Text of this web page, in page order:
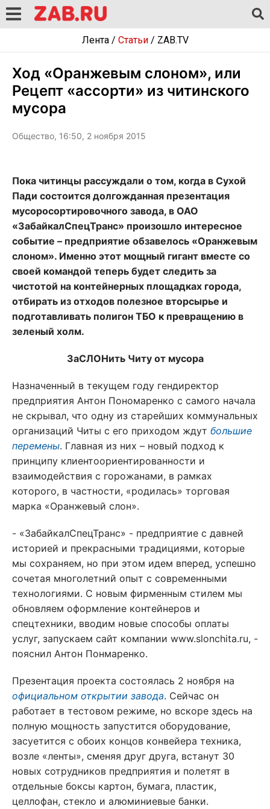
Лента/ Статьи/ ZAB.TV
Ход «Оранжевым слоном», или
Рецепт «ассорти» из читинского
мусора
Общество, 16:50, 2 ноября 2015
Пока читинцы рассуждали о том, когда в Сухой
Пади состоится долгожданная презентация
мусоросортировочного завода, в ОАО
«ЗабайкалСпецТранс» произошло интересное
событие – предприятие обзавелось «Оранжевым
слоном». Именно этот мощный гигант вместе со
своей командой теперь будет следить за
чистотой на контейнерных площадках города,
отбирать из отходов полезное вторсырье и
подготавливать полигон ТБО к превращению в
зеленый холм.
ЗаСЛОНить Читу от мусора
Назначенный в текущем году гендиректор
предприятия Антон Пономаренко с самого начала
не скрывал, что одну из старейших коммунальных
организаций Читы с его приходом ждут большие
перемены. Главная из них – новый подход к
принципу клиентоориентированности и
взаимодействия с горожанами, в рамках
которого, в частности, «родилась» торговая
марка «Оранжевый слон».
- «ЗабайкалСпецТранс» - предприятие с давней
историей и прекрасными традициями, которые
мы сохраняем, но при этом идем вперед, успешно
сочетая многолетний опыт с современными
технологиями. С новым фирменным стилем мы
обновляем оформление контейнеров и
спецтехники, вводим новые способы оплаты
услуг, запускаем сайт компании www.slonchita.ru, -
пояснил Антон Понмаренко.
Презентация проекта состоялась 2 ноября на
официальном открытии завода. Сейчас он
работает в тестовом режиме, но вскоре здесь на
полную мощность запустится оборудование,
засуетится с обоих концов конвейера техника,
возле «ленты», сменяя друг друга, встанут 30
новых сотрудников предприятия и полетят в
отдельные боксы картон, бумага, пластик,
целлофан, стекло и алюминиевые банки.